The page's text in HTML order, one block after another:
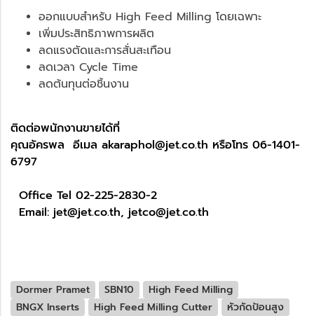
ออกแบบสำหรับ High Feed Milling โดยเฉพาะ
เพิ่มประสิทธิภาพการผลิต
ลดแรงตัดและการสั่นสะเทือน
ลดเวลา Cycle Time
ลดต้นทุนต่อชิ้นงาน
ติดต่อพนักงานขายได้ที่
คุณอัครพล อีเมล akaraphol@jet.co.th หรือโทร 06-1401-
6797
Office Tel 02-225-2830-2
Email: jet@jet.co.th, jetco@jet.co.th
Dormer Pramet SBN10
High Feed Milling
BNGX Inserts
High Feed Milling Cutter
หัวกัดป้อนสูง